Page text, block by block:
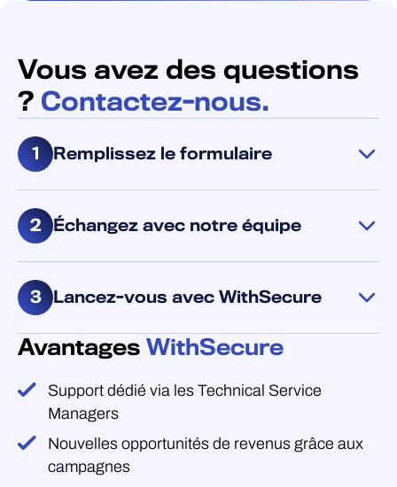
Vous avez des questions
? Contactez-nous.
1 Remplissez le formulaire
objectifs.
2 Échangez avec notre équipe
personne pour discuter de vos objectifs et des
prochaines étapes.
3 Lancez-vous avec WithSecure
Ensemble, nous élaborerons un plan pour faire
Avantages WithSecure
Support dédié via les Technical Service
Managers
Nouvelles opportunités de revenus grâce aux
campagnes